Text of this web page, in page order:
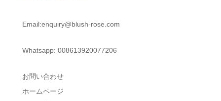
Email:enquiry@blush-rose.com
Whatsapp: 008613920077206
お問い合わせ
ホームページ